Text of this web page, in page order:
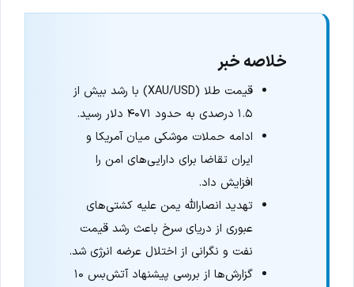
خلاصه خبر
قیمت طلا (XAU/USD) با رشد بیش از
۱.۵ درصدی به حدود ۴۰۷۱ دلار رسید.
ادامه حملات موشکی میان آمریکا و
ایران تقاضا برای دارایی‌های امن را
افزایش داد.
تهدید انصارالله یمن علیه کشتی‌های
عبوری از دریای سرخ باعث رشد قیمت
نفت و نگرانی از اختلال عرضه انرژی شد.
گزارش‌ها از بررسی پیشنهاد آتش‌بس ۱۰